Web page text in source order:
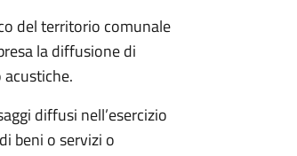
del territorio comunale
la diffusione di
diffusi nell’esercizio
beni o servizi o